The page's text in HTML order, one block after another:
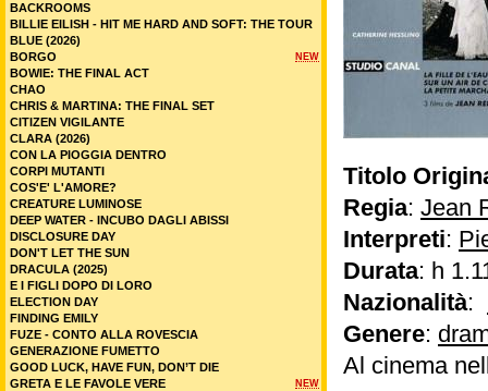
Titolo
Regia: Jean
Interpreti:
Durata: h
Nazionalità:
Genere:
Al cinema
BACKROOMS
BILLIE EILISH - HIT ME HARD AND SOFT: THE TOUR
BLUE (2026)
NEW
BORGO
BOWIE: THE FINAL ACT
CHAO
CHRIS & MARTINA: THE FINAL SET
CITIZEN VIGILANTE
CLARA (2026)
CON LA PIOGGIA DENTRO
CORPI MUTANTI
COS'E' L'AMORE?
CREATURE LUMINOSE
DEEP WATER - INCUBO DAGLI ABISSI
DISCLOSURE DAY
DON'T LET THE SUN
DRACULA (2025)
E I FIGLI DOPO DI LORO
ELECTION DAY
FINDING EMILY
FUZE - CONTO ALLA ROVESCIA
GENERAZIONE FUMETTO
GOOD LUCK, HAVE FUN, DON’T DIE
NEW
GRETA E LE FAVOLE VERE